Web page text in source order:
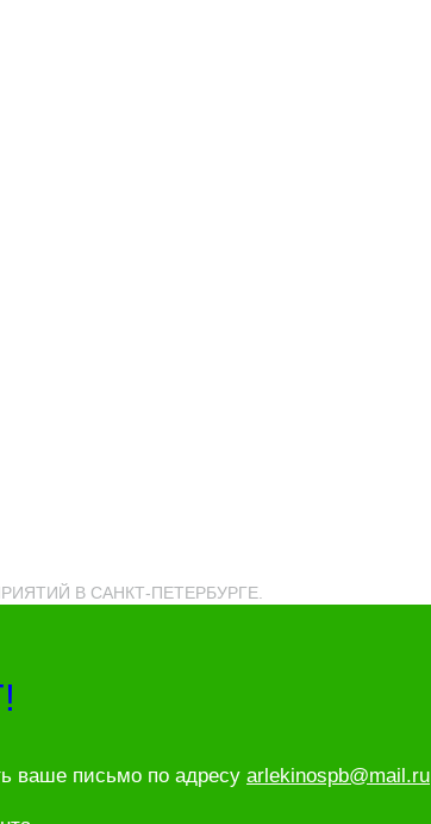
В САНКТ-ПЕТЕРБУРГЕ.
ваше письмо по адресу arlekinospb@mail.ru